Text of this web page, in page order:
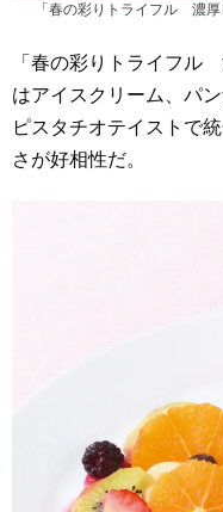
「春の彩りトライフル 濃
「春の彩りトライフル
はアイスクリーム、パ
ピスタチオテイストで
さが好相性だ。